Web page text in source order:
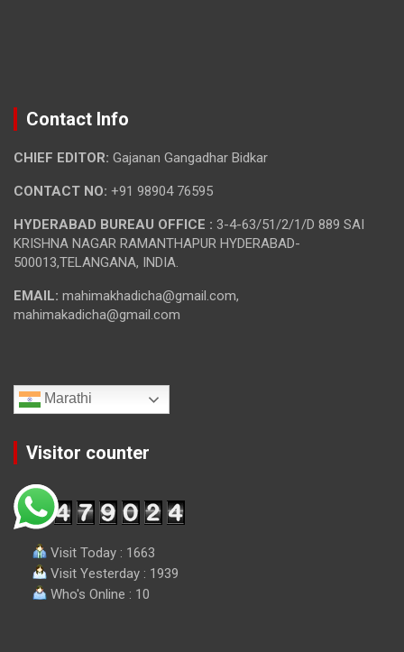
Contact Info
CHIEF EDITOR: Gajanan Gangadhar Bidkar
CONTACT NO: +91 98904 76595
HYDERABAD BUREAU OFFICE : 3-4-63/51/2/1/D 889 SAI
KRISHNA NAGAR RAMANTHAPUR HYDERABAD-
500013,TELANGANA, INDIA.
EMAIL: mahimakhadicha@gmail.com,
mahimakadicha@gmail.com
Marathi
Visitor counter
Visit Today : 1663
Visit Yesterday : 1939
Who's Online : 10